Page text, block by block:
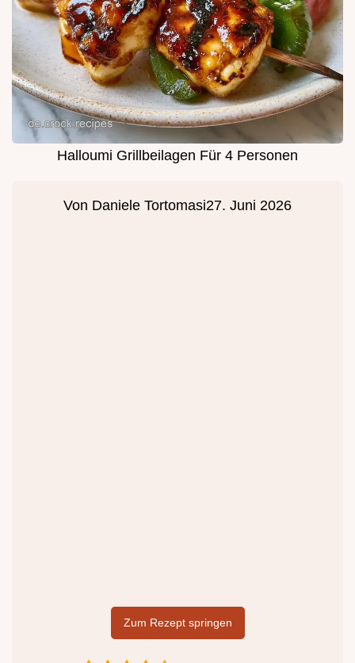
Halloumi Grillbeilagen Für 4 Personen
Von Daniele Tortomasi27. Juni 2026
Zum Rezept springen